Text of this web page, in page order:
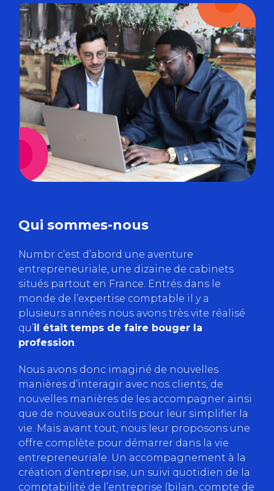
Qui sommes-nous
Numbr c’est d’abord une aventure
entrepreneuriale, une dizaine de cabinets
situés partout en France. Entrés dans le
monde de l’expertise comptable il y a
plusieurs années nous avons très vite réalisé
qu’il était temps de faire bouger la
profession.
Nous avons donc imaginé de nouvelles
manières d’interagir avec nos clients, de
nouvelles manières de les accompagner ainsi
que de nouveaux outils pour leur simplifier la
vie. Mais avant tout, nous leur proposons une
offre complète pour démarrer dans la vie
entrepreneuriale. Un accompagnement à la
création d’entreprise, un suivi quotidien de la
comptabilité de l’entreprise (bilan, compte de